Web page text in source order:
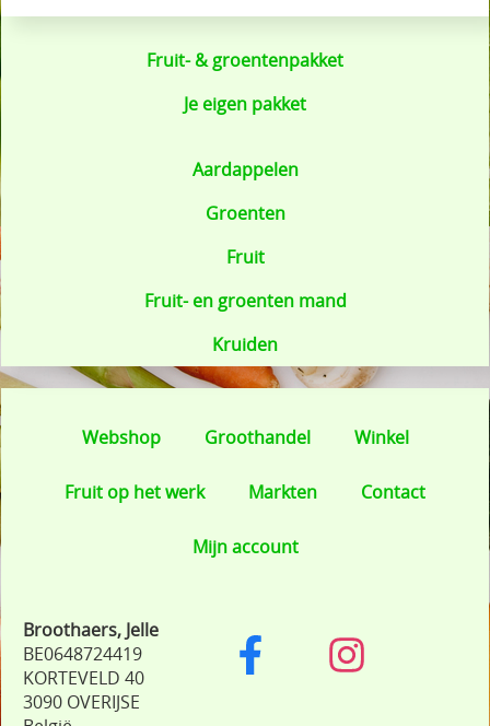
Fruit- & groentenpakket
Je eigen pakket
Aardappelen
Groenten
Fruit
Fruit- en groenten mand
Kruiden
Webshop Groothandel Winkel
Fruit op het werk Markten Contact
Mijn account
Broothaers, Jelle
BE0648724419
KORTEVELD 40
3090 OVERIJSE